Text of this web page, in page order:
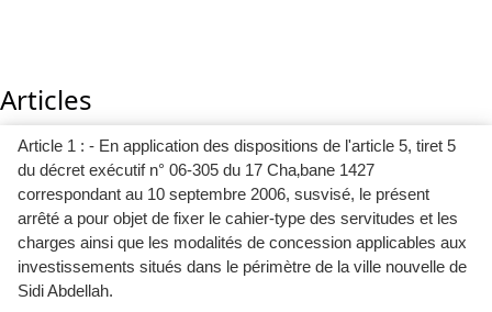
Articles
Article 1 : - En application des dispositions de l'article 5, tiret 5
du décret exécutif n° 06-305 du 17 Cha‚bane 1427
correspondant au 10 septembre 2006, susvisé, le présent
arrêté a pour objet de fixer le cahier-type des servitudes et les
charges ainsi que les modalités de concession applicables aux
investissements situés dans le périmètre de la ville nouvelle de
Sidi Abdellah.